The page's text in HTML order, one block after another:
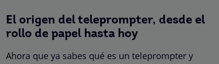
El origen del teleprompter, desde el
rollo de papel hasta hoy
Ahora que ya sabes qué es un teleprompter y